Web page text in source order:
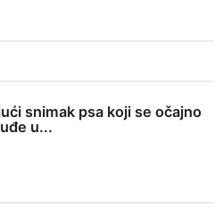
snimak psa koji se očajno
u...